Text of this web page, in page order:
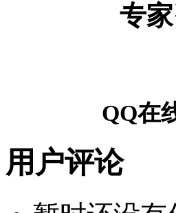
专
QQ在
用户评论